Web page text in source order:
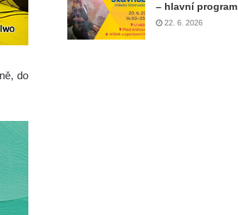
do
– hlavní program
22. 6. 2026